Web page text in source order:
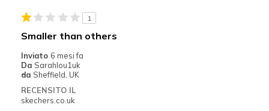
1
Smaller than others
Inviato 6 mesi fa
Da Sarahlou1uk
da Sheffield, UK
RECENSITO IL
skechers.co.uk